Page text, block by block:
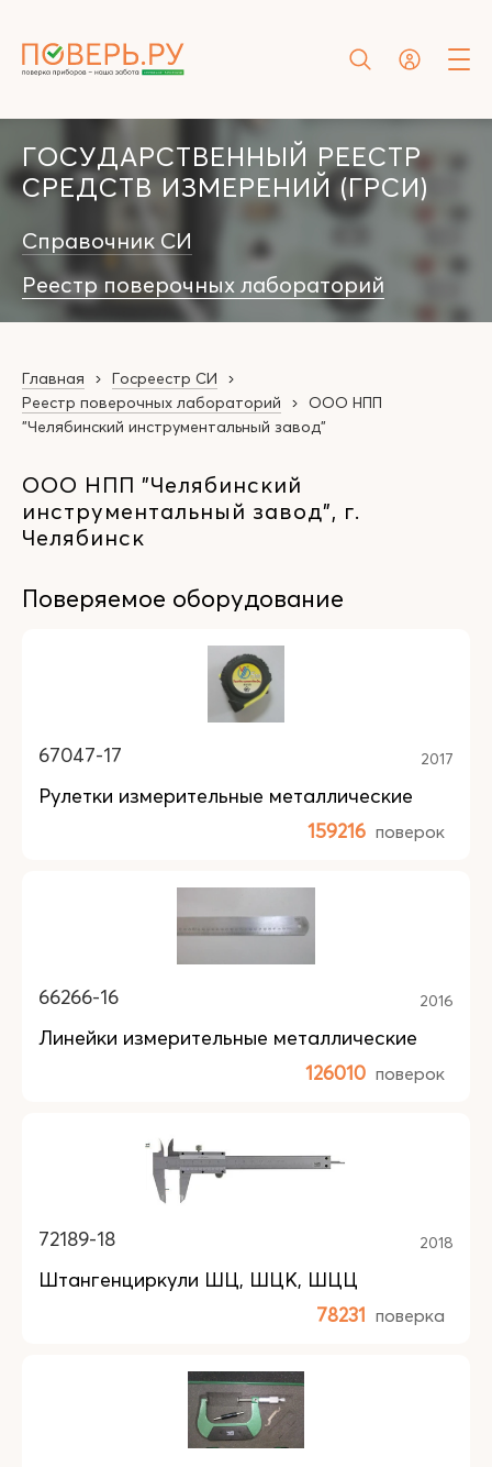
ГОСУДАРСТВЕННЫЙ РЕЕСТР
СРЕДСТВ ИЗМЕРЕНИЙ (ГРСИ)
Справочник СИ
Реестр поверочных лабораторий
Главная
Госреестр СИ
Реестр поверочных лабораторий
ООО НПП
"Челябинский инструментальный завод"
ООО НПП "Челябинский
инструментальный завод", г.
Челябинск
Поверяемое оборудование
67047-17 2017
Рулетки измерительные металлические
159216 поверок
66266-16 2016
Линейки измерительные металлические
126010 поверок
72189-18 2018
Штангенциркули ШЦ, ШЦК, ШЦЦ
78231 поверка